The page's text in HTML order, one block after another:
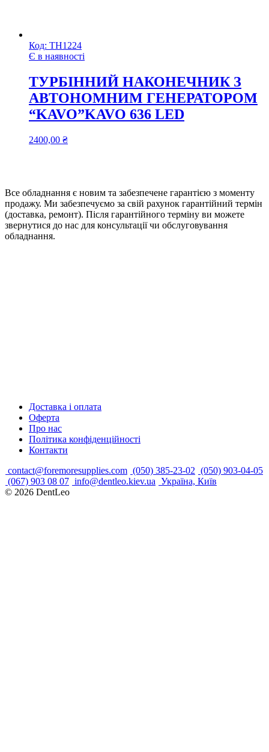
Код: ТН1224
Є в наявності
ТУРБІННИЙ НАКОНЕЧНИК З
АВТОНОМНИМ ГЕНЕРАТОРОМ
“KAVO”KAVO 636 LED
2400,00 ₴
Все обладнання є новим та забезпечене гарантією з моменту
продажу. Ми забезпечуємо за свій рахунок гарантійний термін
(доставка, ремонт). Після гарантійного терміну ви можете
звернутися до нас для консультації чи обслуговування
обладнання.
Доставка і оплата
Оферта
Про нас
Політика конфіденційності
Контакти
contact@foremoresupplies.com (050) 385-23-02 (050) 903-04-05
(067) 903 08 07 info@dentleo.kiev.ua Україна, Київ
© 2026 DentLeo